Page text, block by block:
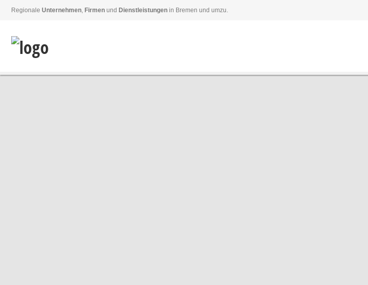
Regionale Unternehmen, Firmen und Dienstleistungen in Bremen und umzu.